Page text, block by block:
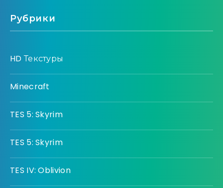
Рубрики
HD Текстуры
Minecraft
TES 5: Skyrim
TES 5: Skyrim
TES IV: Oblivion